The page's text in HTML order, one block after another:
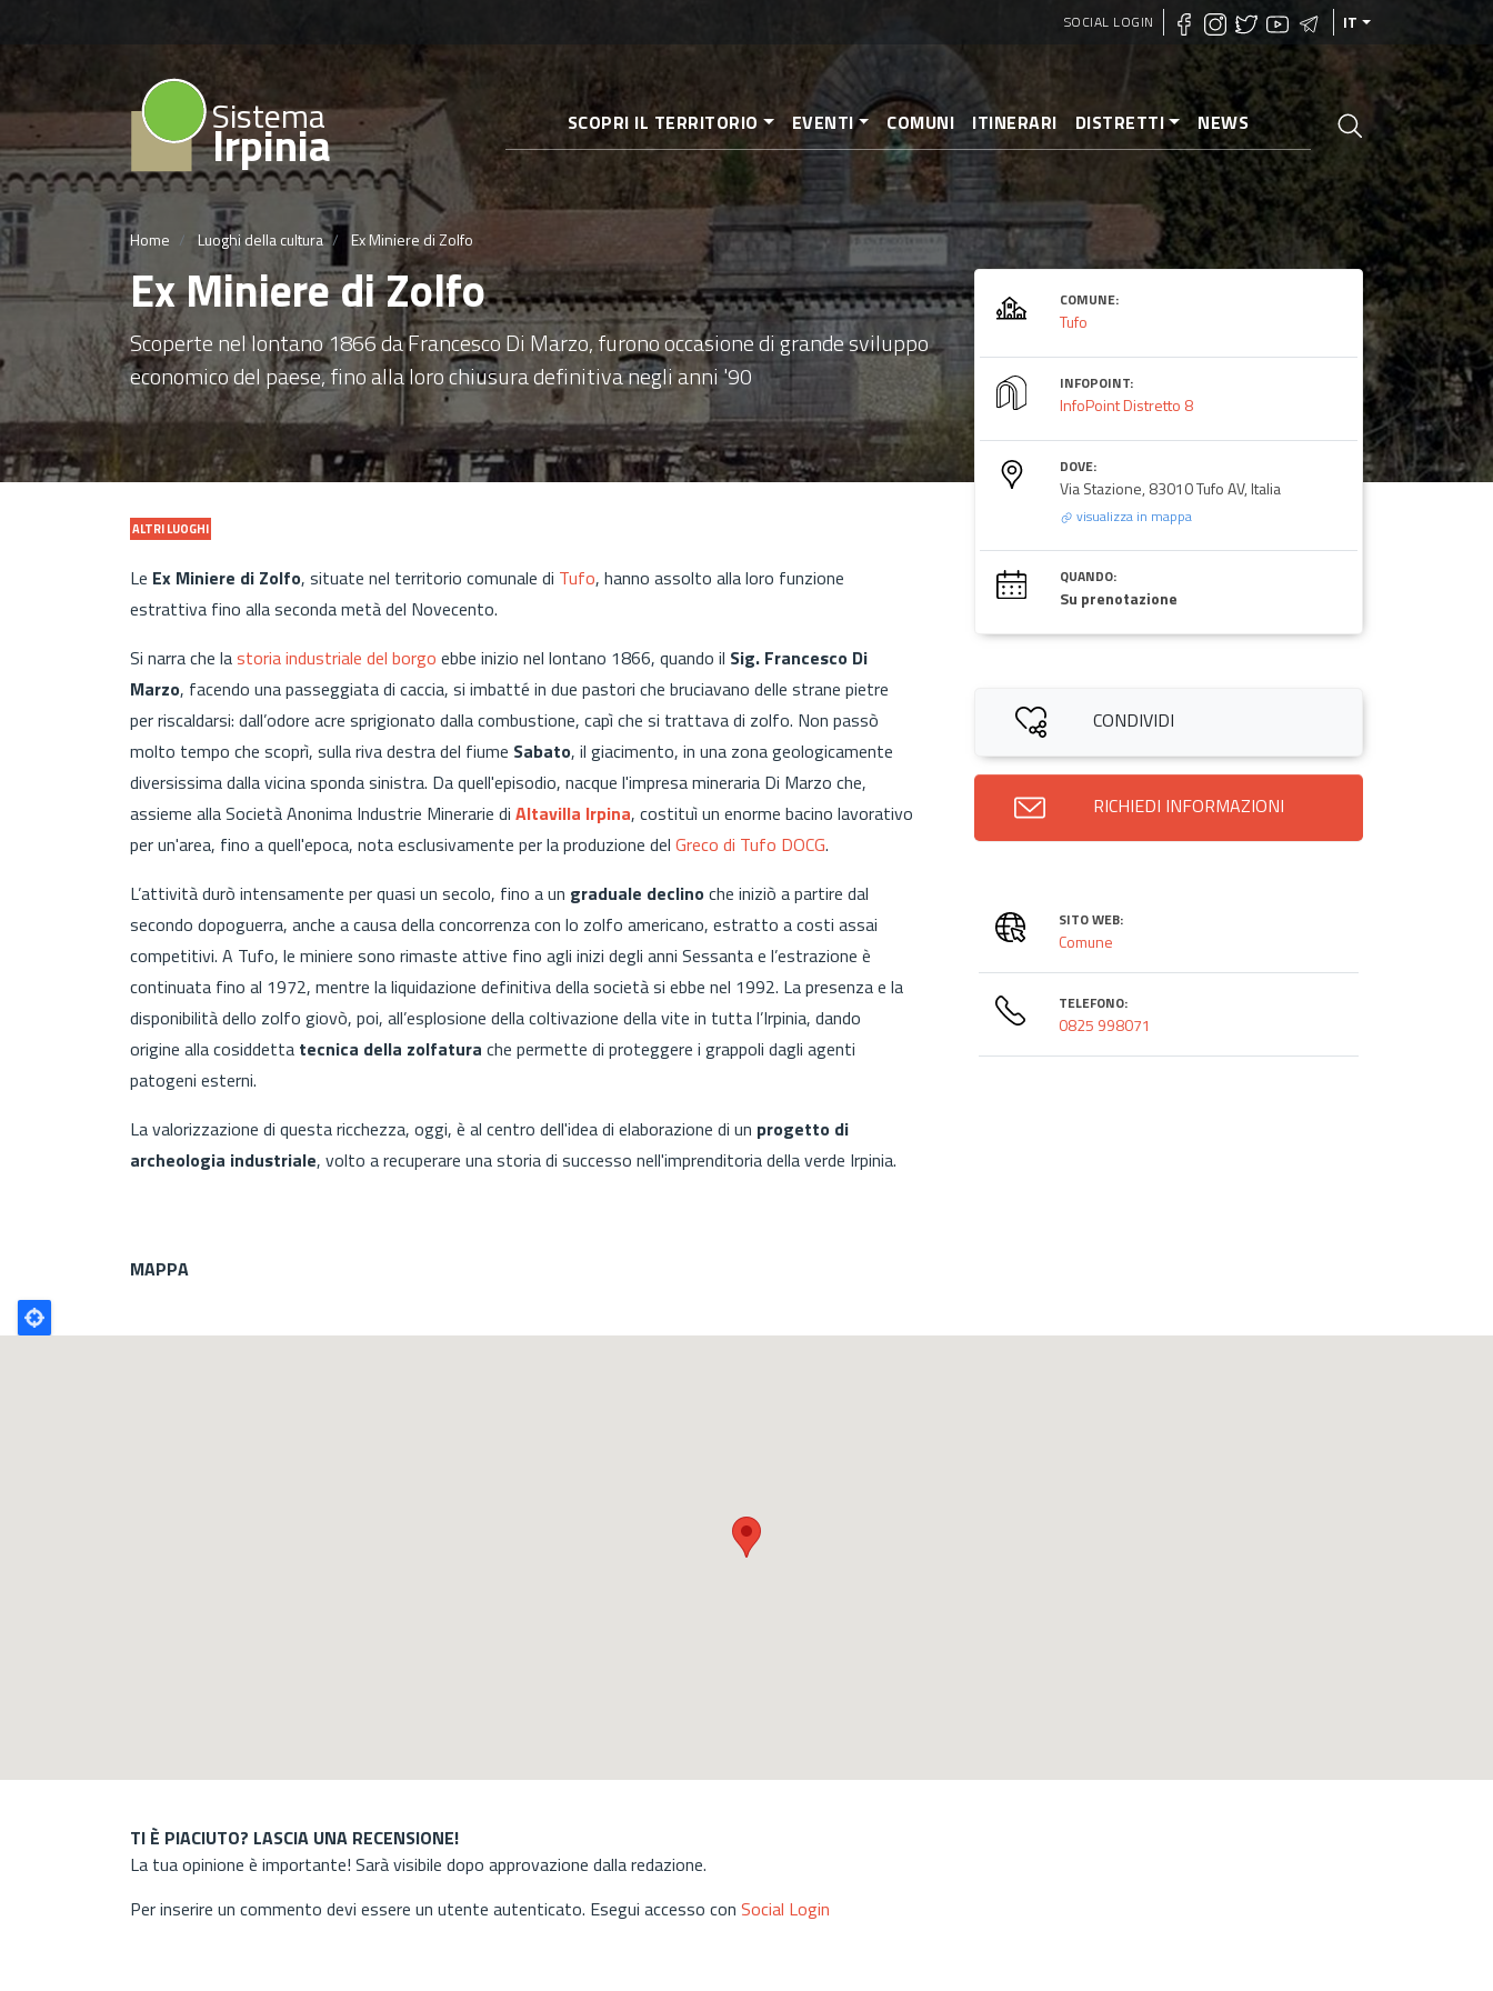
contenuto
principale
SOCIAL LOGIN IT
Sistema
Irpinia SCOPRI IL TERRITORIO EVENTI COMUNI ITINERARI DISTRETTI NEWS
Home Luoghi della cultura Ex Miniere di Zolfo
Ex Miniere di Zolfo
Scoperte nel lontano 1866 da Francesco Di Marzo, furono occasione di grande sviluppo
economico del paese, fino alla loro chiusura definitiva negli anni '90
ALTRI LUOGHI
Le Ex Miniere di Zolfo, situate nel territorio comunale di Tufo, hanno assolto alla loro funzione
estrattiva fino alla seconda metà del Novecento.
Si narra che lastoria industriale del borgo ebbe inizio nel lontano 1866, quando il Sig. Francesco Di
Marzo, facendo una passeggiata di caccia, si imbatté in due pastori che bruciavano delle strane pietre
per riscaldarsi: dall’odore acre sprigionato dalla combustione, capì che si trattava di zolfo. Non passò
molto tempo che scoprì, sulla riva destra del fiume Sabato, il giacimento, in una zona geologicamente
diversissima dalla vicina sponda sinistra. Da quell'episodio, nacque l'impresa mineraria Di Marzo che,
assieme alla Società Anonima Industrie Minerarie di Altavilla Irpina, costituì un enorme bacino lavorativo
per un'area, fino a quell'epoca, nota esclusivamente per la produzione del Greco di Tufo DOCG.
L’attività durò intensamente per quasi un secolo, fino a un graduale declinoche iniziò a partire dal
secondo dopoguerra, anche a causa della concorrenza con lo zolfo americano, estratto a costi assai
competitivi. A Tufo, le miniere sono rimaste attive fino agli inizi degli anni Sessanta e l’estrazione è
continuata fino al 1972, mentre la liquidazione definitiva della società si ebbe nel 1992. La presenza e la
disponibilità dello zolfo giovò, poi, all’esplosione della coltivazione della vite in tutta l’Irpinia, dando
origine alla cosiddetta tecnica della zolfatura che permette di proteggere i grappoli dagli agenti
patogeni esterni.
La valorizzazione di questa ricchezza, oggi, è al centro dell'idea di elaborazione di un progetto di
archeologia industriale, volto a recuperare una storia di successo nell'imprenditoria della verde Irpinia.
COMUNE:
Tufo
INFOPOINT:
InfoPoint Distretto 8
DOVE:
Via Stazione, 83010 Tufo AV, Italia
visualizza in mappa
QUANDO:
Su prenotazione
CONDIVIDI
RICHIEDI INFORMAZIONI
SITO WEB:
Comune
TELEFONO:
0825 998071
MAPPA
Poligono
GEO
TI È PIACIUTO? LASCIA UNA RECENSIONE!
La tua opinione è importante! Sarà visibile dopo approvazione dalla redazione.
Per inserire un commento devi essere un utente autenticato. Esegui accesso con Social Login